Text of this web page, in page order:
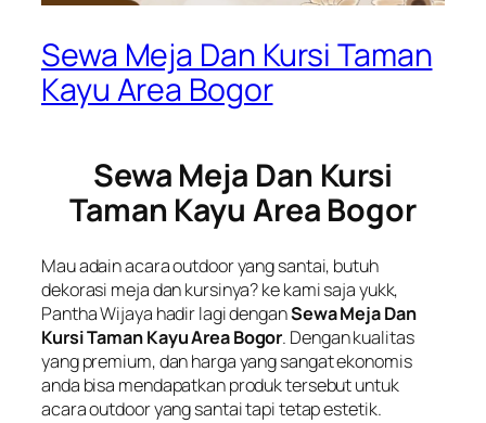
Sewa Meja Dan Kursi Taman
Kayu Area Bogor
Sewa Meja Dan Kursi
Taman Kayu Area Bogor
Mau adain acara outdoor yang santai, butuh
dekorasi meja dan kursinya? ke kami saja yukk,
Pantha Wijaya hadir lagi denganSewa Meja Dan
Kursi Taman Kayu Area Bogor. Dengan kualitas
yang premium, dan harga yang sangat ekonomis
anda bisa mendapatkan produk tersebut untuk
acara outdoor yang santai tapi tetap estetik.